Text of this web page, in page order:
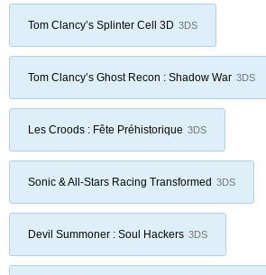
Tom Clancy’s Splinter Cell 3D 3DS
Tom Clancy’s Ghost Recon : Shadow War 3DS
Les Croods : Fête Préhistorique 3DS
Sonic & All-Stars Racing Transformed 3DS
Devil Summoner : Soul Hackers 3DS